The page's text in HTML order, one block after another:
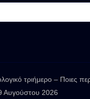
τριήμερο – Ποιες
Αυγούστου 2026